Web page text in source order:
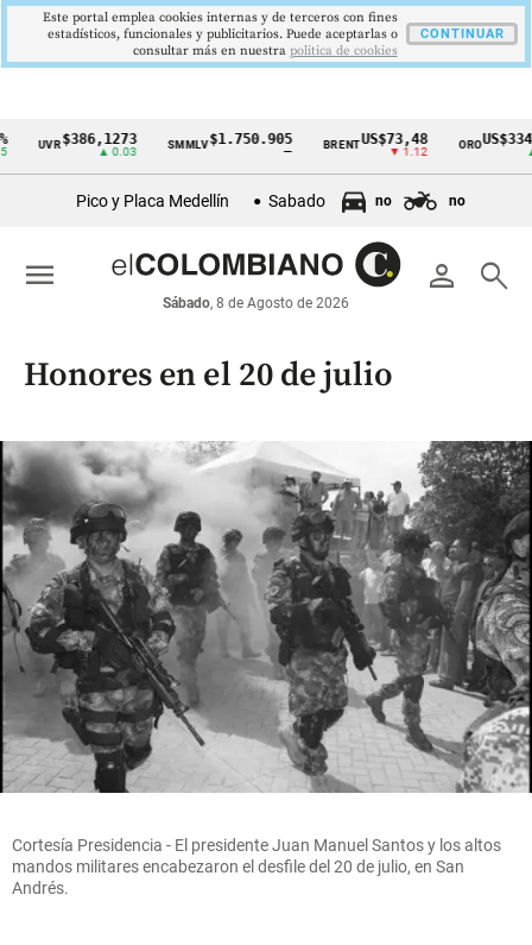
Cintillo
económicos
Colombia
$386,1273
▲ 0.03
SMMLV $1.750.905 BRENT US$73,48
▼ 1.12
OROUS$3342,60
▲ 8.20
Pico y Placa Medellín Sabado no no
person search
Sábado, 8 de Agosto de 2026
menu
Honores en el 20 de julio
Cortesía Presidencia - El presidente Juan Manuel Santos y los altos
mandos militares encabezaron el desfile del 20 de julio, en San
Andrés.
Este portal emplea cookies internas y de terceros con fines
estadísticos, funcionales y publicitarios. Puede aceptarlas o
consultar más en nuestra politica de cookies
CONTINUAR